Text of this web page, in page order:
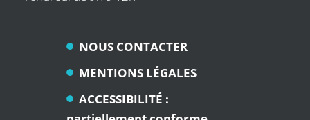
NOUS CONTACTER
MENTIONS LÉGALES
ACCESSIBILITÉ :